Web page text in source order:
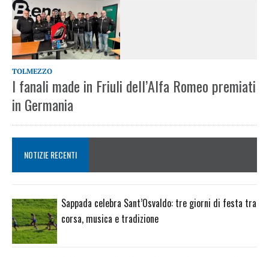
TOLMEZZO
I fanali made in Friuli dell’Alfa Romeo premiati
in Germania
NOTIZIE RECENTI
Sappada celebra Sant’Osvaldo: tre giorni di festa tra
corsa, musica e tradizione